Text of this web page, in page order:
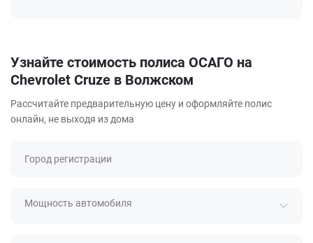
Узнайте стоимость полиса ОСАГО на
Chevrolet Cruze в Волжском
Рассчитайте предварительную цену и оформляйте полис
онлайн, не выходя из дома
Город регистрации
Мощность автомобиля